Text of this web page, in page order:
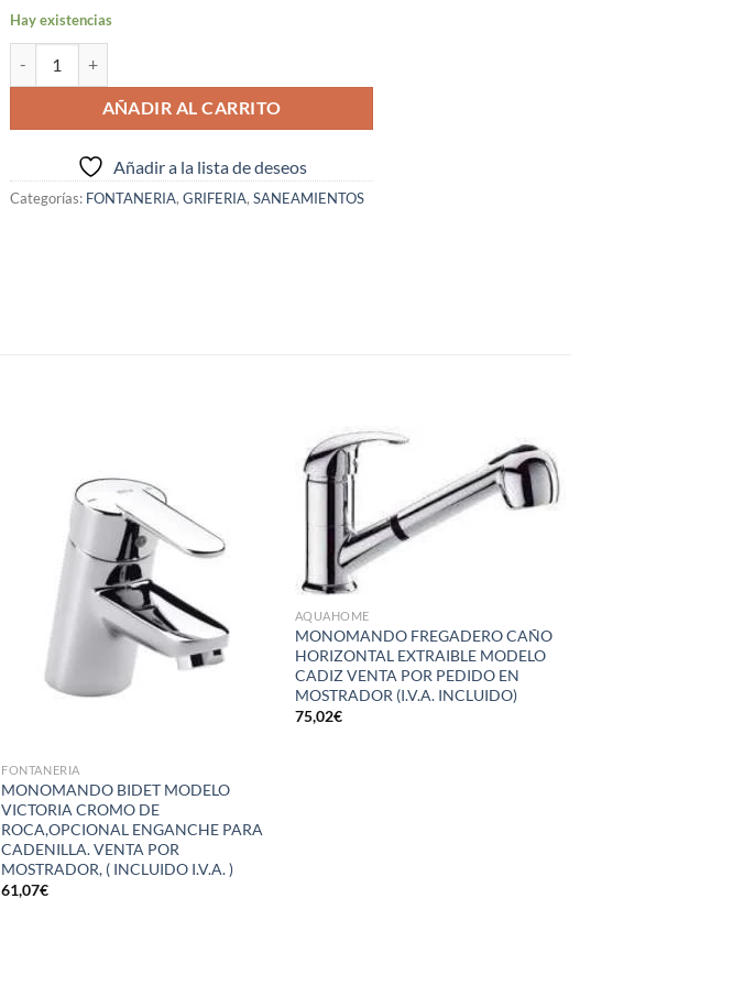
Hay existencias
AÑADIR AL CARRITO
Añadir a la lista de deseos
Categorías: FONTANERIA, GRIFERIA, SANEAMIENTOS
deseos
FONTANERIA
MONOMANDO BIDET MODELO
VICTORIA CROMO DE
ROCA,OPCIONAL ENGANCHE PARA
CADENILLA. VENTA POR
MOSTRADOR, ( INCLUIDO I.V.A. )
61,07€
Añadir
a la
AQUAHOME
MONOMANDO FREGADERO CAÑO
HORIZONTAL EXTRAIBLE MODELO
CADIZ VENTA POR PEDIDO EN
MOSTRADOR (I.V.A. INCLUIDO)
75,02€